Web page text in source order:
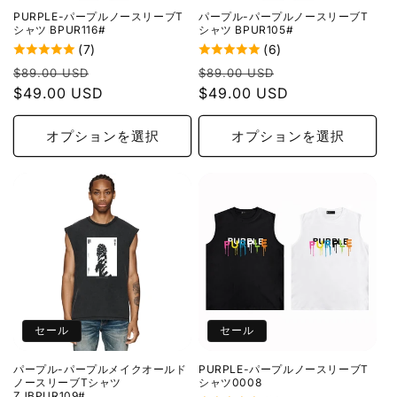
PURPLE-パープルノースリーブT
シャツ BPUR116#
(7)
通
常
価
$89.00 USD
ー
ル
価
格
$49.00 USD
オプションを選択
パープル-パープルノースリーブT
シャツ BPUR105#
(6)
通
常
価
$89.00 USD
ー
ル
価
格
$49.00 USD
オプションを選択
セール
パープル-パープルメイクオールド
ノースリーブTシャツ
セール
PURPLE-パープルノースリーブT
シャツ0008